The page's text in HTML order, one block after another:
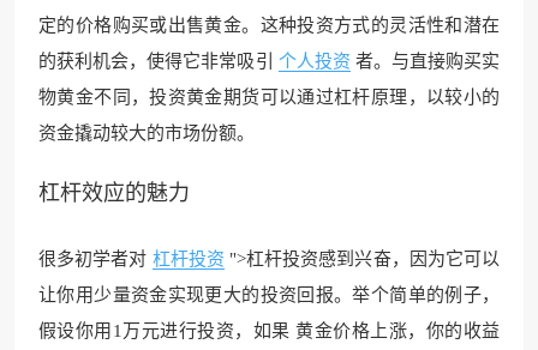
定的价格购买或出售黄金。这种投资方式的灵活性和潜在
的获利机会，使得它非常吸引
个人投资 者。与直接购买实
物黄金不同，投资黄金期货可以通过杠杆原理，以较小的
资金撬动较大的市场份额。
杠杆效应的魅力
很多初学者对 杠杆投资 ">杠杆投资感到兴奋，因为它可以
让你用少量资金实现更大的投资回报。举个简单的例子，
假设你用1万元进行投资，如果 黄金价格上涨，你的收益